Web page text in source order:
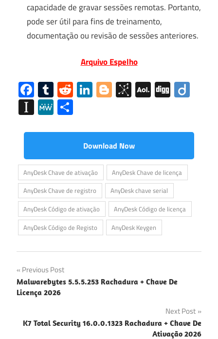
capacidade de gravar sessões remotas. Portanto,
pode ser útil para fins de treinamento,
documentação ou revisão de sessões anteriores.
Arquivo Espelho
Facebook
Tumblr
RedditLinkedIn
Blogger
BibSonomy
AOL
Mail
Digg
Instapaper
MeWe
Download Now
AnyDesk Chave de ativação
AnyDesk Chave de licença
AnyDesk Chave de registro
AnyDesk chave serial
AnyDesk Código de ativação
AnyDesk Código de licença
AnyDesk Código de Registo
AnyDesk Keygen
Navegação
de
Previous Post
Malwarebytes 5.5.5.253 Rachadura + Chave De
Licença 2026
Next Post
K7 Total Security 16.0.0.1323 Rachadura + Chave De
Ativação 2026